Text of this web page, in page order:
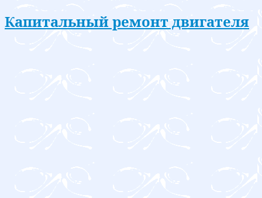
Капитальный ремонт двигателя